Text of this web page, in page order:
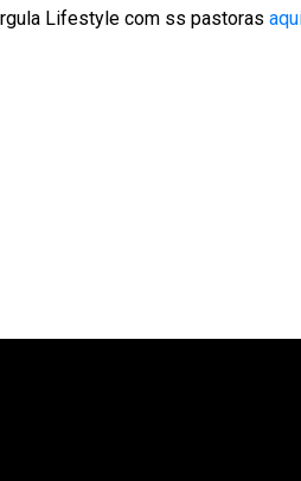
Lifestyle com ss pastoras